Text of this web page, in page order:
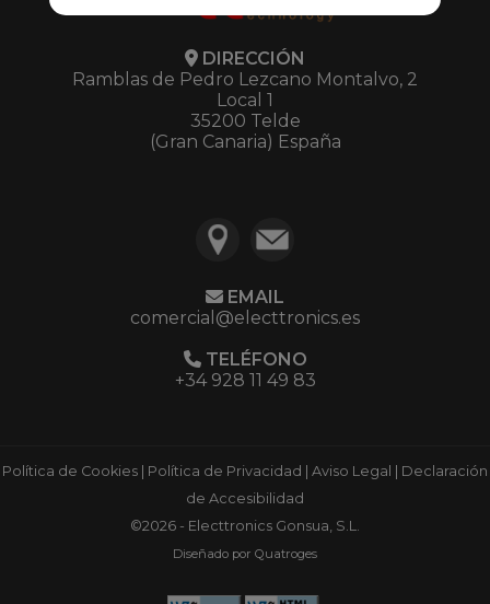
DIRECCIÓN
Ramblas de Pedro Lezcano Montalvo, 2
Local 1
35200 Telde
(Gran Canaria) España
EMAIL
comercial@electtronics.es
TELÉFONO
+34 928 11 49 83
Política de Cookies Política de Privacidad Aviso Legal
Declaración
de Accesibilidad
©2026 - Electtronics Gonsua, S.L.
Diseñado por Quatroges